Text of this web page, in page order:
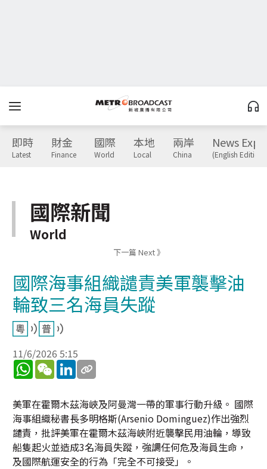
即時
Latest
財金
Finance
國際
World
本地
Local
兩岸
China
News
(English Edition)
國際新聞
World
下一篇 Next 》
國際海事組織譴責美軍襲擊油
輪致三名海員失蹤
11/6/2026 5:15
WhatsApp
WeChatLinkedIn
美軍在霍爾木茲海峽及阿曼灣一帶的軍事行動升級。 國際
海事組織秘書長多明格斯(Arsenio Dominguez)作出強烈
譴責，批評美軍在霍爾木茲海峽附近襲擊民用油輪，導致
船隻起火並造成3名海員失蹤，強調任何危及海員生命，
及國際航運安全的行為「完全不可接受」。